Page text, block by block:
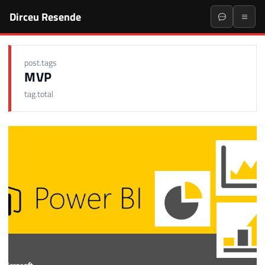
Dirceu Resende
post.tags
MVP
tag.total